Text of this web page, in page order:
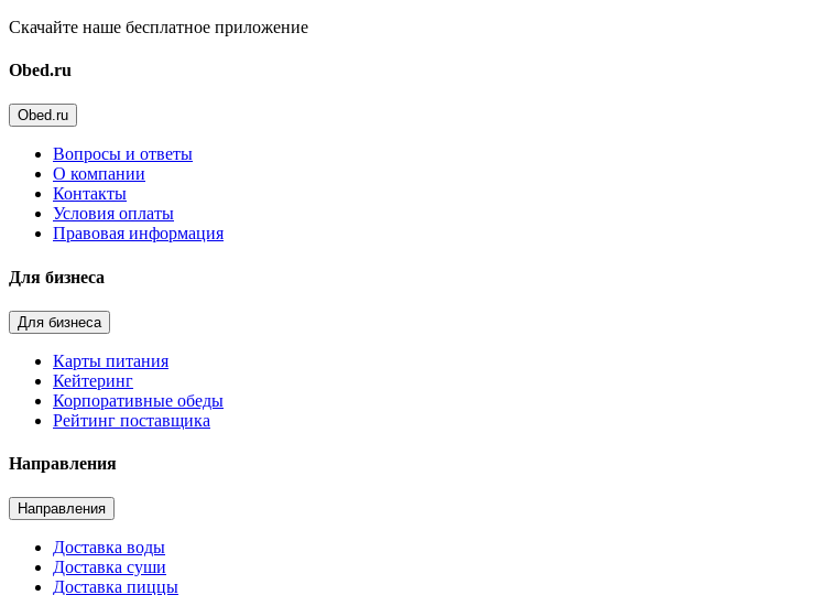
Скачайте наше бесплатное приложение
Obed.ru
Obed.ru
Вопросы и ответы
О компании
Контакты
Условия оплаты
Правовая информация
Для бизнеса
Для бизнеса
Карты питания
Кейтеринг
Корпоративные обеды
Рейтинг поставщика
Направления
Направления
Доставка воды
Доставка суши
Доставка пиццы